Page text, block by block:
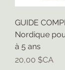
GUIDE
Nordique
à 5 ans
Prix
20,00 $CA